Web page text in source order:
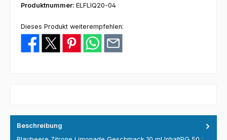
Produktnummer: ELFLIQ20-04
Dieses Produkt weiterempfehlen:
Beschreibung